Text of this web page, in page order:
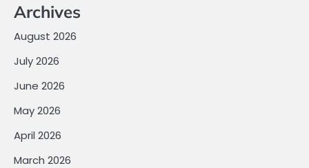
Archives
August 2026
July 2026
June 2026
May 2026
April 2026
March 2026